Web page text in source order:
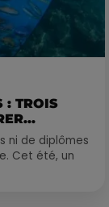
: TROIS
ni de diplômes
Cet été, un